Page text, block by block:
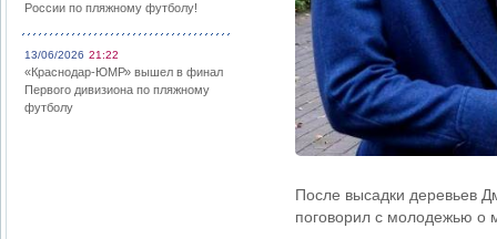
России по пляжному футболу!
13/06/2026 21:22
«Краснодар-ЮМР» вышел в финал
Первого дивизиона по пляжному
футболу
После высадки деревьев
поговорил с молодежью о